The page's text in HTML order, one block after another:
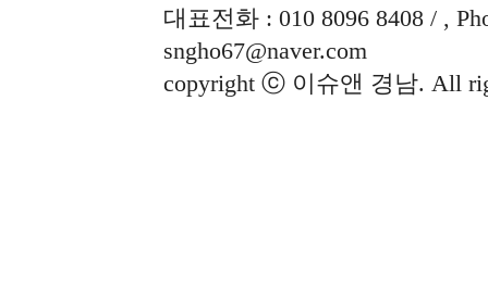
대표전화 : 010 8096 8408 / ,
sngho67@naver.com
copyright ⓒ 이슈앤 경남. All